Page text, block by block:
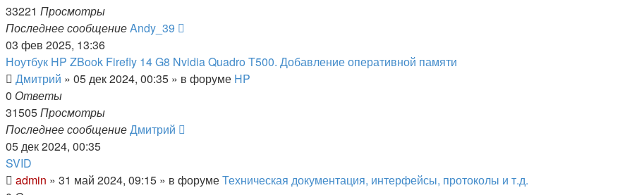
33221 Просмотры
Последнее сообщениеAndy_39
03 фев 2025, 13:36
Ноутбук HP ZBook Firefly 14 G8 Nvidia Quadro T500. Добавление оперативной памяти
Дмитрий » 05 дек 2024, 00:35 » в форуме HP
0 Ответы
31505Просмотры
Последнее сообщениеДмитрий
05 дек 2024, 00:35
SVID
admin » 31 май 2024, 09:15 » в форумеТехническая документация, интерфейсы, протоколы и т.д.